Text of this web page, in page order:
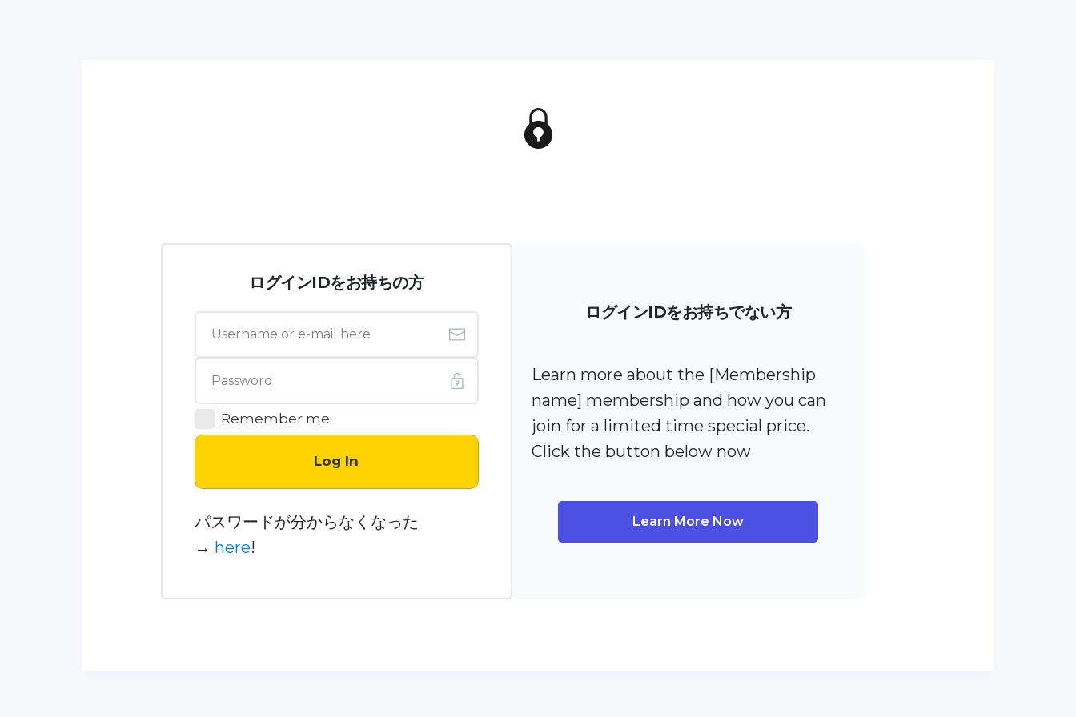
ログインIDをお持ちの方
Remember me
Log In
パスワードが分からなくなった
→ here!
ログインIDをお持ちでない方
Learn more about the [Membership
name] membership and how you can
join for a limited time special price.
Click the button below now
Learn More Now